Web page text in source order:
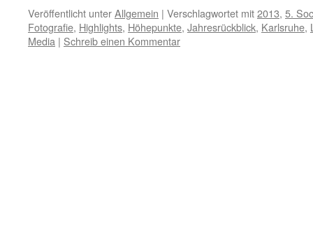
Veröffentlicht unterAllgemein | Verschlagwortet mit2013, 5.
Fotografie, Highlights, Höhepunkte, Jahresrückblick, Karlsruhe,
Media | Schreib einen Kommentar